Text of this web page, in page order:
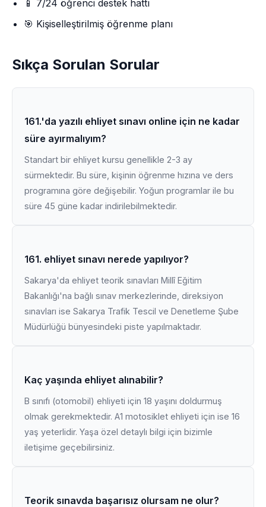
📱 7/24 öğrenci destek hattı
🎯 Kişiselleştirilmiş öğrenme planı
Sıkça Sorulan Sorular
161.'da yazılı ehliyet sınavı online için ne kadar
süre ayırmalıyım?
Standart bir ehliyet kursu genellikle 2-3 ay
sürmektedir. Bu süre, kişinin öğrenme hızına ve ders
programına göre değişebilir. Yoğun programlar ile bu
süre 45 güne kadar indirilebilmektedir.
161. ehliyet sınavı nerede yapılıyor?
Sakarya'da ehliyet teorik sınavları Millî Eğitim
Bakanlığı'na bağlı sınav merkezlerinde, direksiyon
sınavları ise Sakarya Trafik Tescil ve Denetleme Şube
Müdürlüğü bünyesindeki piste yapılmaktadır.
Kaç yaşında ehliyet alınabilir?
B sınıfı (otomobil) ehliyeti için 18 yaşını doldurmuş
olmak gerekmektedir. A1 motosiklet ehliyeti için ise 16
yaş yeterlidir. Yaşa özel detaylı bilgi için bizimle
iletişime geçebilirsiniz.
Teorik sınavda başarısız olursam ne olur?